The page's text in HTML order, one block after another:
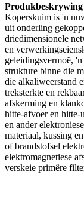
Produkbeskrywing
Koperskuim is 'n
uit onderling
driedimensionele
en
geleidingsvermoë,
strukture binne die
die alkaliweerstand
treksterkte en
afskerming en
hitte-afvoer en
en ander
materiaal, kussing
of brandstofsel
elektromagnetiese
verskeie primêre